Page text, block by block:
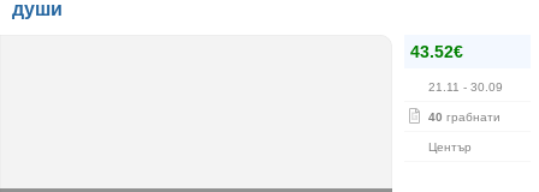
души
43.52€
21.11 - 30.09
40 грабнати
Център